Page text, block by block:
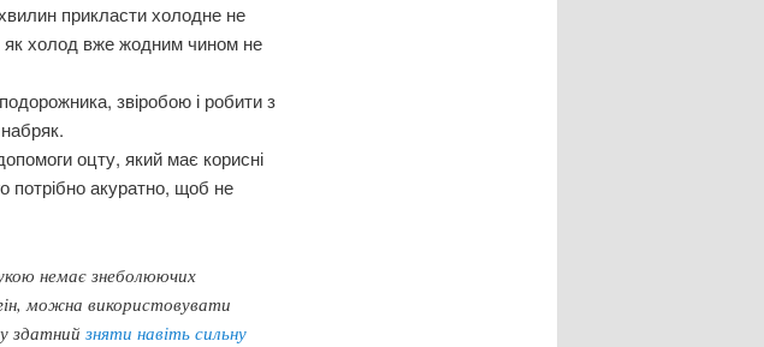
прикласти холодне не
як холод вже жодним чином не
звіробою і робити з
оцту, який має корисні
потрібно акуратно, щоб не
немає знеболюючих
можна використовувати
здатний зняти навіть сильну